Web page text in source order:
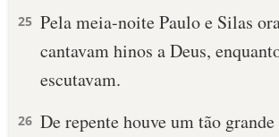
25 Pela meia-noite Paulo e Silas
cantavam hinos a Deus,
escutavam.
26 De repente houve um tão